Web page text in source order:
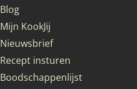
Blog
Mijn KookJij
Nieuwsbrief
Recept insturen
Boodschappenlijst